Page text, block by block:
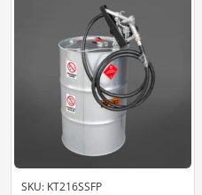
SKU: KT216SSFP